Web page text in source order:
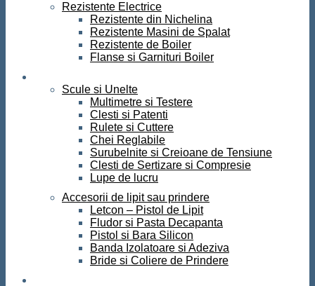
Rezistente Electrice
Rezistente din Nichelina
Rezistente Masini de Spalat
Rezistente de Boiler
Flanse si Garnituri Boiler
Scule si Unelte
Multimetre si Testere
Clesti si Patenti
Rulete si Cuttere
Chei Reglabile
Surubelnite si Creioane de Tensiune
Clesti de Sertizare si Compresie
Lupe de lucru
Accesorii de lipit sau prindere
Letcon – Pistol de Lipit
Fludor si Pasta Decapanta
Pistol si Bara Silicon
Banda Izolatoare si Adeziva
Bride si Coliere de Prindere